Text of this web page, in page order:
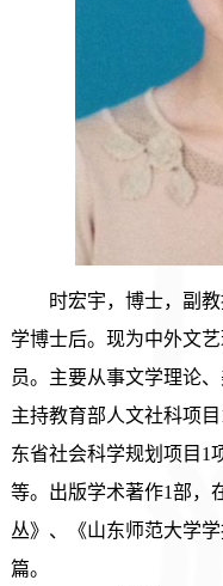
时宏宇，博士，副教
学博士后。现为中外文
员。主要从事文学理论
主持教育部人文社科项目
东省社会科学规划项目1
等。出版学术著作1部，
丛》、《山东师范大学
篇。